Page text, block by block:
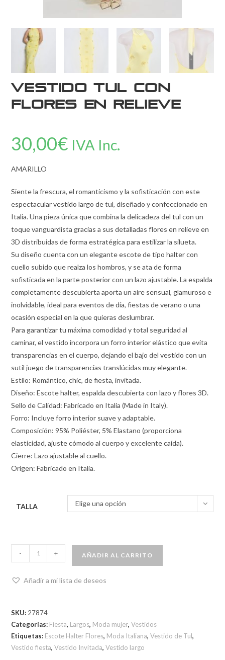
Vestido Tul con
Flores en Relieve
30,00€ IVA Inc.
AMARILLO
Siente la frescura, el romanticismo y la sofisticación con este
espectacular vestido largo de tul, diseñado y confeccionado en
Italia. Una pieza única que combina la delicadeza del tul con un
toque vanguardista gracias a sus detalladas flores en relieve en
3D distribuidas de forma estratégica para estilizar la silueta.
Su diseño cuenta con un elegante escote de tipo halter con
cuello subido que realza los hombros, y se ata de forma
sofisticada en la parte posterior con un lazo ajustable. La espalda
completamente descubierta aporta un aire sensual, glamuroso e
inolvidable, ideal para eventos de día, fiestas de verano o una
ocasión especial en la que quieras deslumbrar.
Para garantizar tu máxima comodidad y total seguridad al
caminar, el vestido incorpora un forro interior elástico que evita
transparencias en el cuerpo, dejando el bajo del vestido con un
sutil juego de transparencias translúcidas muy elegante.
Estilo: Romántico, chic, de fiesta, invitada.
Diseño: Escote halter, espalda descubierta con lazo y flores 3D.
Sello de Calidad: Fabricado en Italia (Made in Italy).
Forro: Incluye forro interior suave y adaptable.
Composición: 95% Poliéster, 5% Elastano (proporciona
elasticidad, ajuste cómodo al cuerpo y excelente caída).
Cierre: Lazo ajustable al cuello.
Origen: Fabricado en Italia.
TALLA Elige una opción
- + AÑADIR AL CARRITO
Añadir a mi lista de deseos
SKU: 27874
Categorías: Fiesta, Largos, Moda mujer,Vestidos
Etiquetas: Escote Halter Flores, Moda Italiana,Vestido de Tul,
Vestido fiesta,Vestido Invitada,Vestido largo